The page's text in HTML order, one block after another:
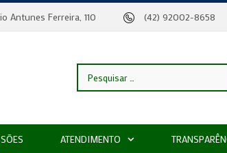
Antunes Ferreira, 110 (42) 92002-8658
Pesquisar
ATENDIMENTO